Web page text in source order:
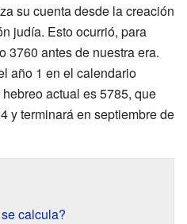
su cuenta desde la creación
judía. Esto ocurrió, para
3760 antes de nuestra era.
año 1 en el calendario
actual es 5785, que
y terminará en septiembre de
calcula?